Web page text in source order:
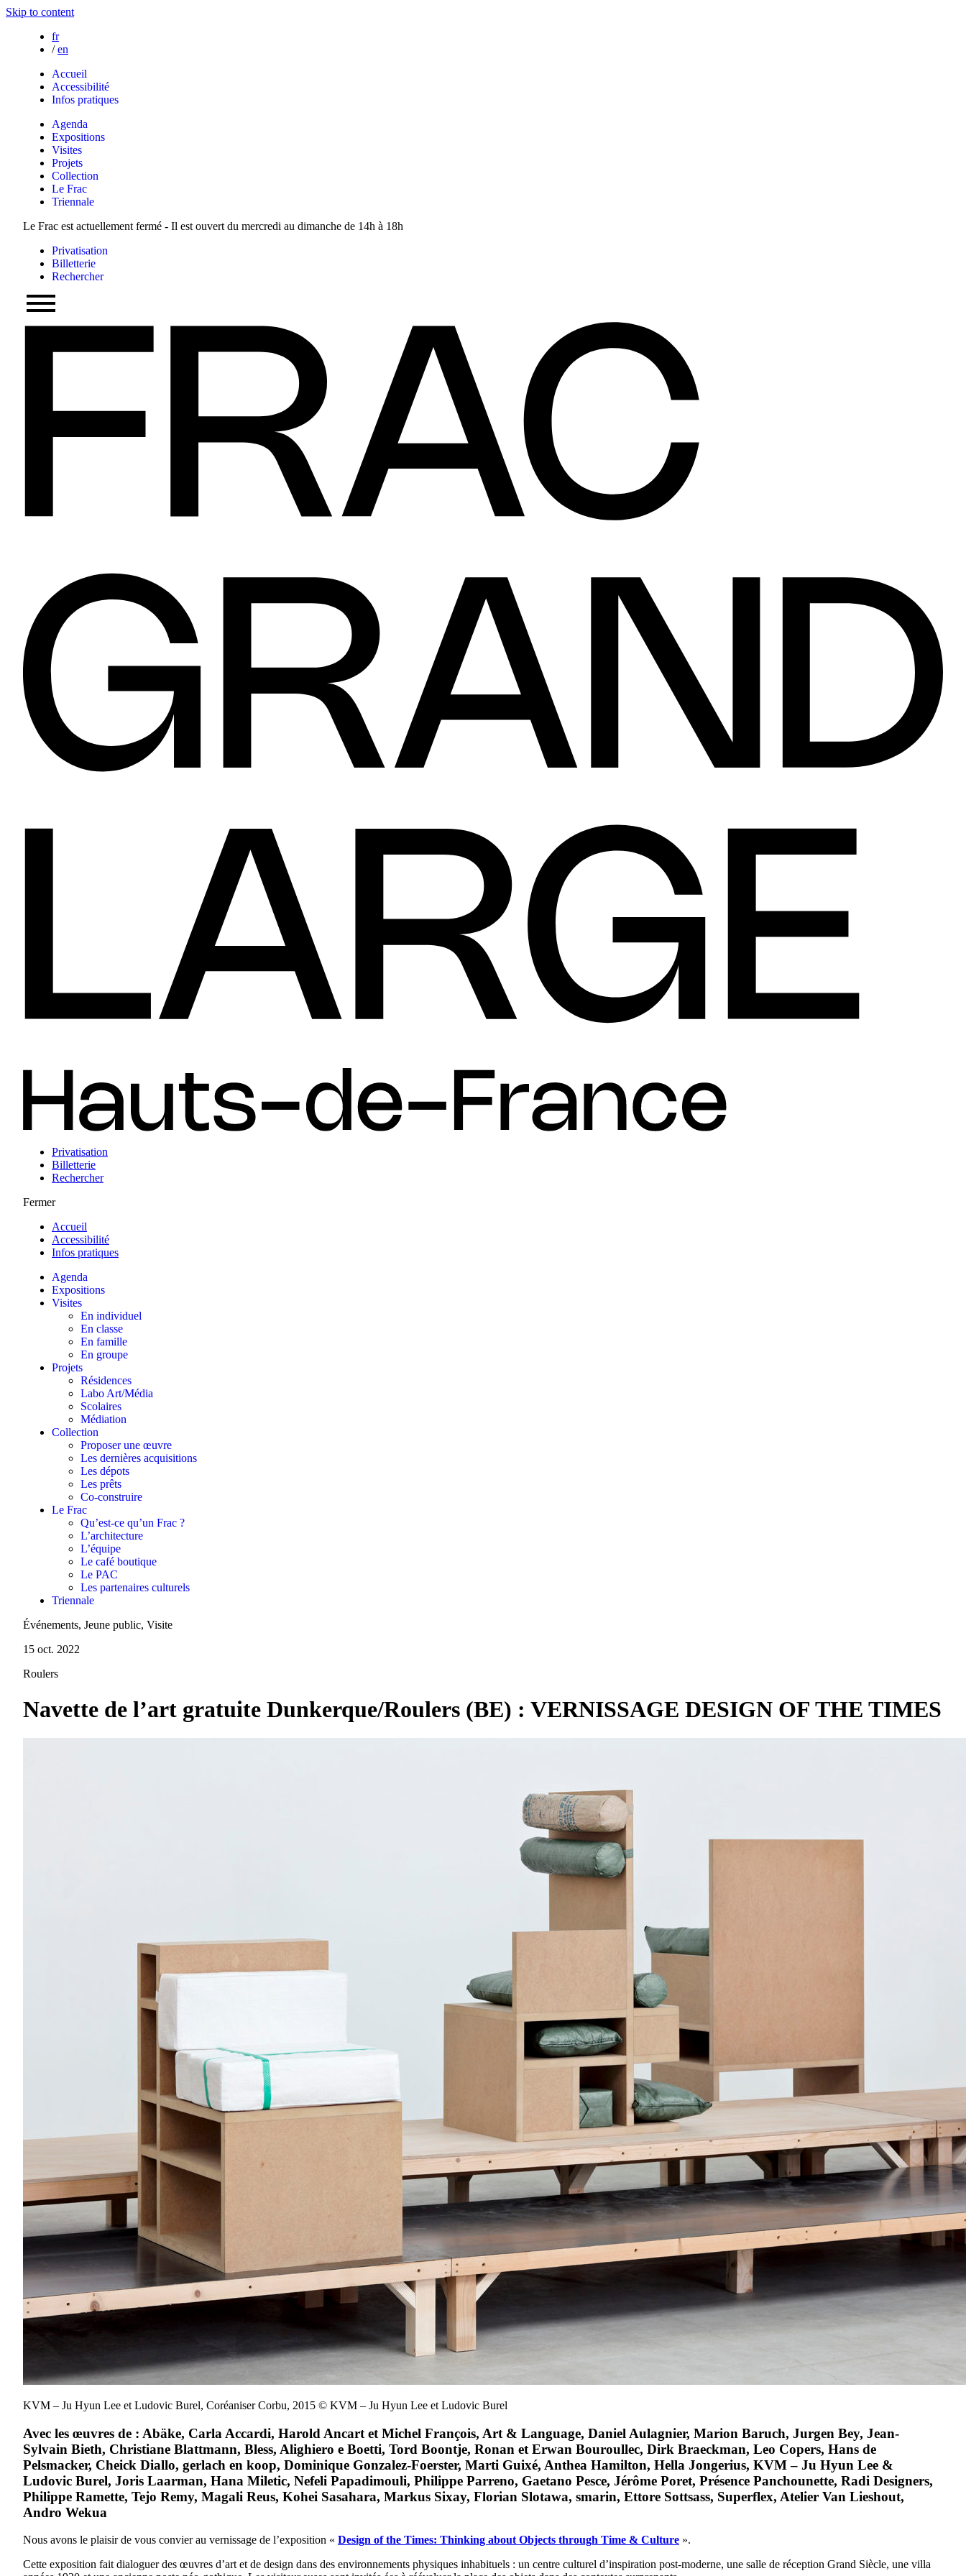
Skip to content
fr
/ en
Accueil
Accessibilité
Infos pratiques
Agenda
Expositions
Visites
Projets
Collection
Le Frac
Triennale
Le Frac est actuellement fermé - Il est ouvert du mercredi au dimanche de 14h à 18h
Privatisation
Billetterie
Rechercher
Privatisation
Billetterie
Rechercher
Fermer
Accueil
Accessibilité
Infos pratiques
Agenda
Expositions
Visites
En individuel
En classe
En famille
En groupe
Projets
Résidences
Labo Art/Média
Scolaires
Médiation
Collection
Proposer une œuvre
Les dernières acquisitions
Les dépots
Les prêts
Co-construire
Le Frac
Qu’est-ce qu’un Frac ?
L’architecture
L’équipe
Le café boutique
Le PAC
Les partenaires culturels
Triennale
Événements, Jeune public, Visite
15 oct. 2022
Roulers
Navette de l’art gratuite Dunkerque/Roulers (BE) : VERNISSAGE DESIGN OF THE TIMES
KVM – Ju Hyun Lee et Ludovic Burel, Coréaniser Corbu, 2015 © KVM – Ju Hyun Lee et Ludovic Burel
Avec les œuvres de : Abäke, Carla Accardi, Harold Ancart et Michel François, Art & Language, Daniel Aulagnier, Marion Baruch, Jurgen Bey, Jean-
Sylvain Bieth, Christiane Blattmann, Bless, Alighiero e Boetti, Tord Boontje, Ronan et Erwan Bouroullec, Dirk Braeckman, Leo Copers, Hans de
Pelsmacker, Cheick Diallo, gerlach en koop, Dominique Gonzalez-Foerster, Marti Guixé, Anthea Hamilton, Hella Jongerius, KVM – Ju Hyun Lee &
Ludovic Burel, Joris Laarman, Hana Miletic, Nefeli Papadimouli, Philippe Parreno, Gaetano Pesce, Jérôme Poret, Présence Panchounette, Radi Designers,
Philippe Ramette, Tejo Remy, Magali Reus, Kohei Sasahara, Markus Sixay, Florian Slotawa, smarin, Ettore Sottsass, Superflex, Atelier Van Lieshout,
Andro Wekua
Nous avons le plaisir de vous convier au vernissage de l’exposition « Design of the Times: Thinking about Objects through Time & Culture ».
Cette exposition fait dialoguer des œuvres d’art et de design dans des environnements physiques inhabituels : un centre culturel d’inspiration post-moderne, une salle de réception Grand Siècle, une villa